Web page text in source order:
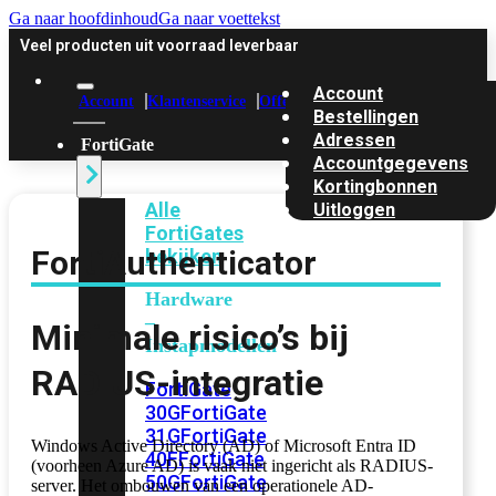
Ga naar hoofdinhoudGa naar voettekst
Veel producten uit voorraad leverbaar
Account Klantenservice Offerte
FortiGate
Alle
FortiGates
bekijken
Hardware
–
Instapmodellen
FortiGate
30GFortiGate
31GFortiGate
40FFortiGate
50GFortiGate
Account
Bestellingen
Adressen
Accountgegevens
Kortingbonnen
Uitloggen
FortiAuthenticator
Minimale risico’s bij
RADIUS-integratie
Windows Active Directory (AD) of Microsoft Entra ID
(voorheen Azure AD) is vaak niet ingericht als RADIUS-
server. Het ombouwen van een operationele AD-